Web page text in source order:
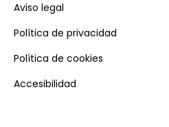
Aviso legal
Política de privacidad
Política de cookies
Accesibilidad